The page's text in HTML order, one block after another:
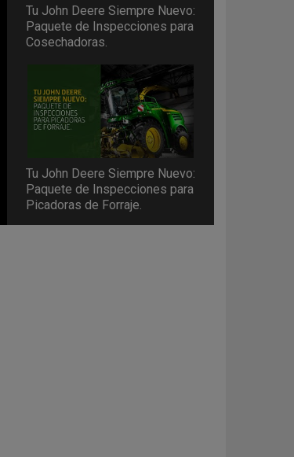
Tu John Deere Siempre Nuevo:
Paquete de Inspecciones para
Cosechadoras.
Tu John Deere Siempre Nuevo:
Paquete de Inspecciones para
Picadoras de Forraje.